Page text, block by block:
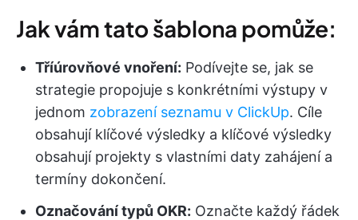
Jak vám tato šablona pomůže:
Tříúrovňové vnoření: Podívejte se, jak se
strategie propojuje s konkrétními výstupy v
jednom zobrazení seznamu v ClickUp. Cíle
obsahují klíčové výsledky a klíčové výsledky
obsahují projekty s vlastními daty zahájení a
termíny dokončení.
Označování typů OKR: Označte každý řádek